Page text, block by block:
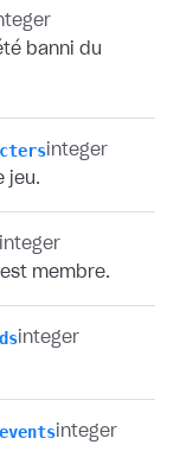
banni du
integer
jeu.
integer
membre.
integer
integer